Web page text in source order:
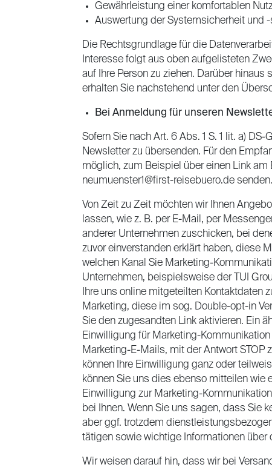
Gewährleistung einer komfortablen
Auswertung der Systemsicherheit und
Die Rechtsgrundlage für die
Interesse folgt aus oben aufgelisteten
auf Ihre Person zu ziehen. Darüber
erhalten Sie nachstehend unter den
Bei Anmeldung für unseren
Sofern Sie nach Art. 6 Abs. 1 S. 1 lit. a)
Newsletter zu übersenden. Für den
möglich, zum Beispiel über einen Link
neumuenster1@first-reisebuero.de senden.
Von Zeit zu Zeit möchten wir Ihnen
lassen, wie z. B. per E-Mail, per
anderer Unternehmen zuschicken, bei
zuvor einverstanden erklärt haben, diese
welchen Kanal Sie Marketing-
Unternehmen, beispielsweise der TUI
Ihre uns online mitgeteilten Kontaktdaten
Marketing, diese im sog. Double-opt-in
Sie den zugesandten Link aktivieren. Ein
Einwilligung für Marketing-
Marketing-E-Mails, mit der Antwort STOP
können Ihre Einwilligung ganz oder
können Sie uns dies ebenso mitteilen
Einwilligung zur Marketing-
bei Ihnen. Wenn Sie uns sagen, dass Sie
aber ggf. trotzdem
tätigen sowie wichtige Informationen
Wir weisen darauf hin, dass wir bei